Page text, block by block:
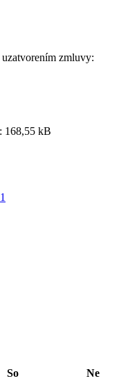
zmluvy:
168,55 kB
So
Ne